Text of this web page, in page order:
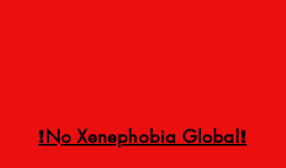
!No Xenephobia Global!